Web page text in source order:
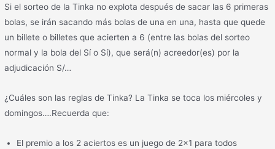
Si el sorteo de la Tinka no explota después de sacar las 6 primeras
bolas, se irán sacando más bolas de una en una, hasta que quede
un billete o billetes que acierten a 6 (entre las bolas del sorteo
normal y la bola del Sí o Sí), que será(n) acreedor(es) por la
adjudicación S/…
¿Cuáles son las reglas de Tinka? La Tinka se toca los miércoles y
domingos….Recuerda que:
El premio a los 2 aciertos es un juego de 2×1 para todos